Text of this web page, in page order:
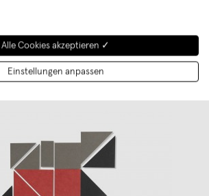
Alle Cookies akzeptieren ✓
Einstellungen anpassen